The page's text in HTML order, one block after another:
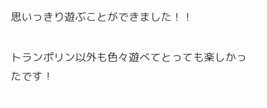
思いっきり遊ぶことができました！！
トランポリン以外も色々遊べてとっても楽しかっ
たです！